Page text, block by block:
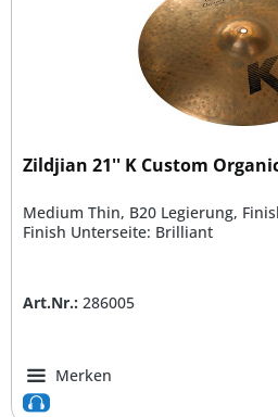
Zildjian 21'' K Custom
Medium Thin, B20 Legierung,
Finish Unterseite: Brilliant
Art.Nr.: 286005
Merken